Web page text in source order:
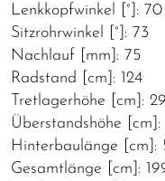
Lenkkopfwinkel [°]: 70
Sitzrohrwinkel [°]: 73
Nachlauf [mm]: 75
Radstand [cm]: 124
Tretlagerhöhe [cm]: 29
Überstandshöhe
Hinterbaulänge [cm]:
Gesamtlänge [cm]: